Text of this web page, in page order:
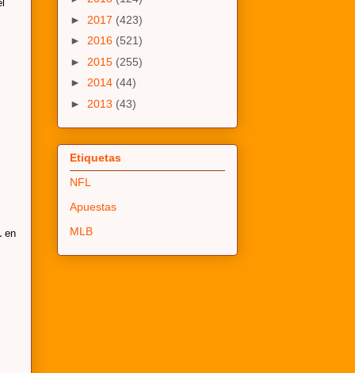
en
► 2017 (423)
► 2016 (521)
► 2015 (255)
► 2014 (44)
► 2013 (43)
Etiquetas
NFL
Apuestas
MLB